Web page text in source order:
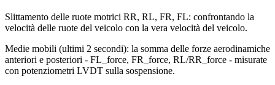
Slittamento delle ruote motrici RR, RL, FR, FL: confrontando la
velocità delle ruote del veicolo con la vera velocità del veicolo.
Medie mobili (ultimi 2 secondi): la somma delle forze aerodinamiche
anteriori e posteriori - FL_force, FR_force, RL/RR_force - misurate
con potenziometri LVDT sulla sospensione.